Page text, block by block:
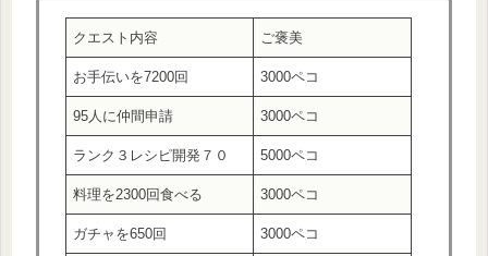
クエスト内容 ご褒美
お手伝いを7200回 3000ペコ
95人に仲間申請 3000ペコ
ランク３レシピ開発７０ 5000ペコ
料理を2300回食べる 3000ペコ
ガチャを650回 3000ペコ